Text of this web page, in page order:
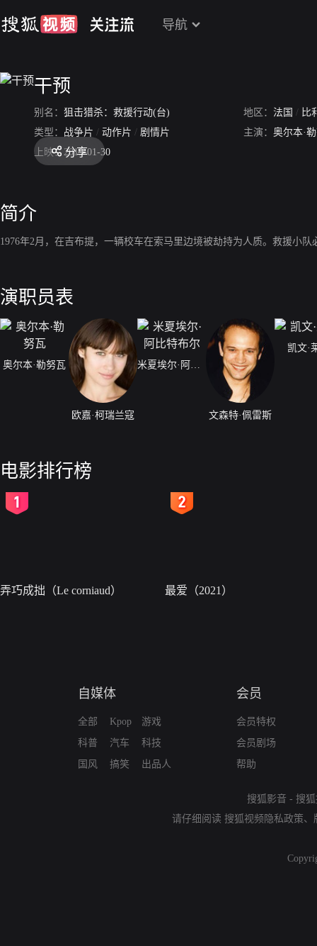
导航
干预
别名： 狙击猎杀：救援行动(台) 地区： 法国 / 比
类型： 战争片 / 动作片 / 剧情片 主演： 奥尔本·
上映： 2019-01-30
分享
简介
1976年2月，在吉布提，一辆校车在索马里边境被劫持为人质。救援小队
演职员表
奥尔本·勒努瓦
欧嘉·柯瑞兰寇
米夏埃尔·阿比特布尔
文森特·佩雷斯
凯文·
电影排行榜
弄巧成拙（Le corniaud） 最爱（2021）
自媒体
全部
科普
国风
Kpop
汽车
搞笑
游戏
科技
出品人
会员
会员特权
会员剧场
帮助
搜狐影音 - 搜
请仔细阅读 搜狐视频隐私政策、